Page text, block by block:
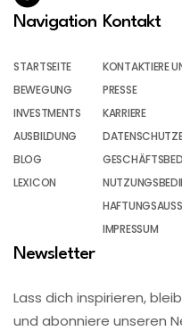
Navigation
STARTSEITE
BEWEGUNG
INVESTMENTS
AUSBILDUNG
BLOG
LEXICON
Kontakt
KONTAKTIERE
PRESSE
KARRIERE
IMPRESSUM
Newsletter
Lass dich inspirieren,
und abonniere unseren